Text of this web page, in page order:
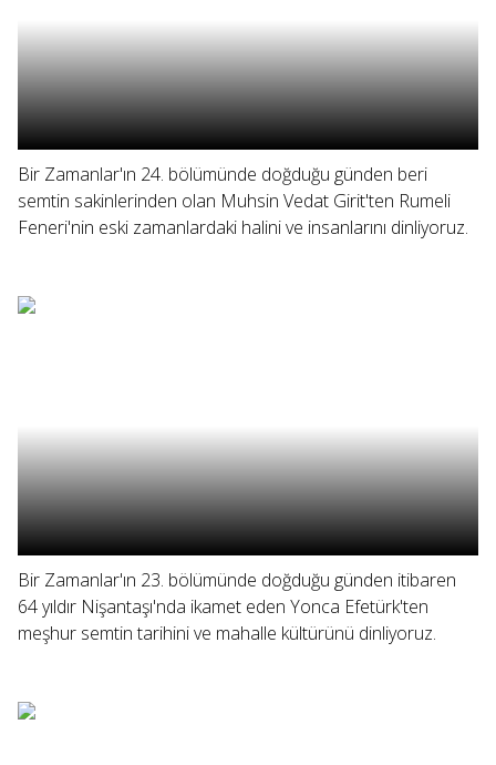
Bir Zamanlar'ın 24. bölümünde doğduğu günden beri
semtin sakinlerinden olan Muhsin Vedat Girit'ten Rumeli
Feneri'nin eski zamanlardaki halini ve insanlarını dinliyoruz.
Bir Zamanlar'ın 23. bölümünde doğduğu günden itibaren
64 yıldır Nişantaşı'nda ikamet eden Yonca Efetürk'ten
meşhur semtin tarihini ve mahalle kültürünü dinliyoruz.